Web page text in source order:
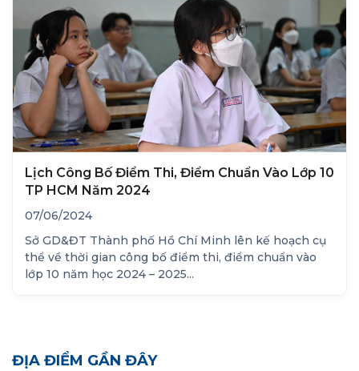
Lịch Công Bố Điểm Thi, Điểm Chuẩn Vào Lớp 10
TP HCM Năm 2024
07/06/2024
Sở GD&ĐT Thành phố Hồ Chí Minh lên kế hoạch cụ
thể về thời gian công bố điểm thi, điểm chuẩn vào
lớp 10 năm học 2024 – 2025...
ĐỊA ĐIỂM GẦN ĐÂY